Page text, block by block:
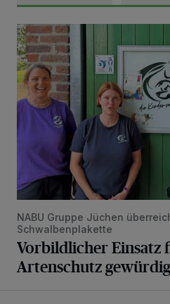
Vorbildlicher Einsatz für den
NABU Gruppe Jüchen
Schwalbenplakette
Vorbildlicher Einsatz
Artenschutz